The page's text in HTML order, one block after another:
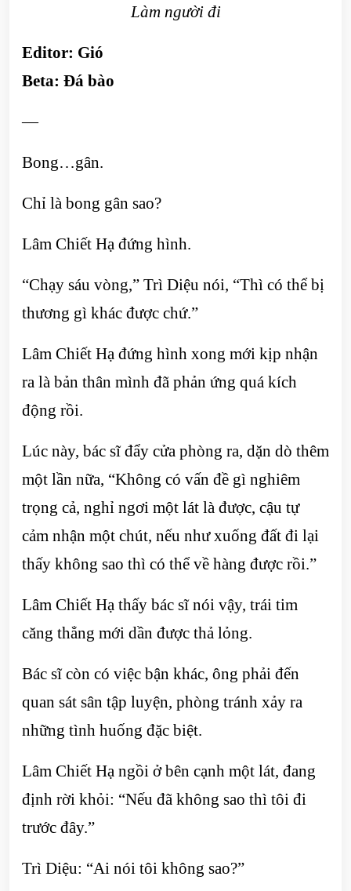
Làm người đi
Editor: Gió
Beta: Đá bào
—
Bong…gân.
Chỉ là bong gân sao?
Lâm Chiết Hạ đứng hình.
“Chạy sáu vòng,” Trì Diệu nói, “Thì có thể bị
thương gì khác được chứ.”
Lâm Chiết Hạ đứng hình xong mới kịp nhận
ra là bản thân mình đã phản ứng quá kích
động rồi.
Lúc này, bác sĩ đẩy cửa phòng ra, dặn dò thêm
một lần nữa, “Không có vấn đề gì nghiêm
trọng cả, nghỉ ngơi một lát là được, cậu tự
cảm nhận một chút, nếu như xuống đất đi lại
thấy không sao thì có thể về hàng được rồi.”
Lâm Chiết Hạ thấy bác sĩ nói vậy, trái tim
căng thẳng mới dần được thả lỏng.
Bác sĩ còn có việc bận khác, ông phải đến
quan sát sân tập luyện, phòng tránh xảy ra
những tình huống đặc biệt.
Lâm Chiết Hạ ngồi ở bên cạnh một lát, đang
định rời khỏi: “Nếu đã không sao thì tôi đi
trước đây.”
Trì Diệu: “Ai nói tôi không sao?”